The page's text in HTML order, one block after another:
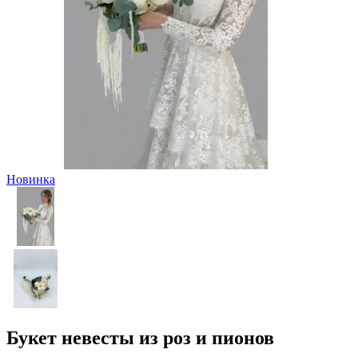
Новинка
Букет невесты из роз и пионов